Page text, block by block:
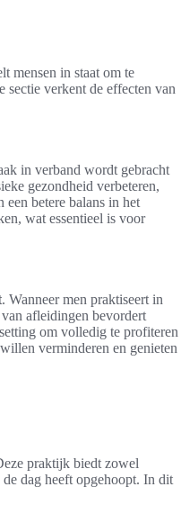
mensen in staat om te
sectie verkent de effecten van
in verband wordt gebracht
gezondheid verbeteren,
betere balans in het
wat essentieel is voor
. Wanneer men praktiseert in
afleidingen bevordert
om volledig te profiteren
verminderen en genieten
praktijk biedt zowel
dag heeft opgehoopt. In dit